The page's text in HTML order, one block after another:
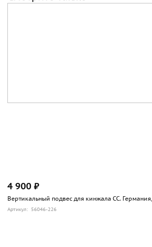
4 900 ₽
Вертикальный подвес для кинжала СС.
Артикул: 56046-226